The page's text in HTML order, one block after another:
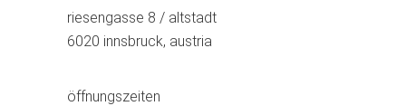
riesengasse 8 / altstadt
6020 innsbruck, austria
öffnungszeiten